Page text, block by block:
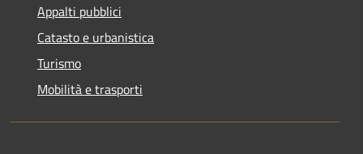
Appalti pubblici
Catasto e urbanistica
Turismo
Mobilità e trasporti